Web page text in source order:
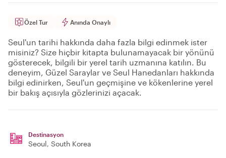
Özel Tur Anında Onaylı
Seul'un tarihi hakkında daha fazla bilgi edinmek ister
misiniz? Size hiçbir kitapta bulunamayacak bir yönünü
gösterecek, bilgili bir yerel tarih uzmanına katılın. Bu
deneyim, Güzel Saraylar ve Seul Hanedanları hakkında
bilgi edinirken, Seul'un geçmişine ve kökenlerine yerel
bir bakış açısıyla gözlerinizi açacak.
Destinasyon
Seoul, South Korea